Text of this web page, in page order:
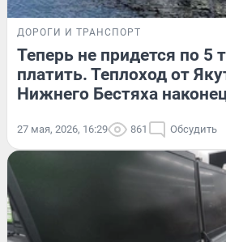
ДОРОГИ И ТРАНСПОРТ
Теперь не придется по 5
платить. Теплоход от
Нижнего Бестяха
27 мая, 2026, 16:29 861 Обсудить